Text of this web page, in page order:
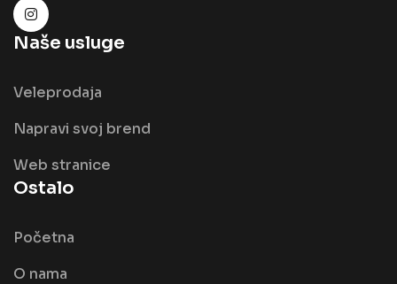
Naše usluge
Veleprodaja
Napravi svoj brend
Web stranice
Ostalo
Početna
O nama